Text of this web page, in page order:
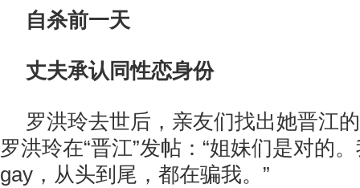
自杀前一天
丈夫承认同性恋身份
罗洪玲去世后，亲友们找出她晋江
罗洪玲在“晋江”发帖：“姐妹们是对的
gay，从头到尾，都在骗我。”